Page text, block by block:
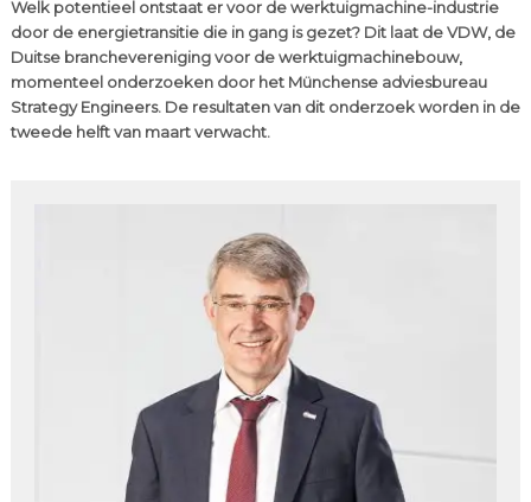
Welk potentieel ontstaat er voor de werktuigmachine-industrie
door de energietransitie die in gang is gezet? Dit laat de VDW, de
Duitse branchevereniging voor de werktuigmachinebouw,
momenteel onderzoeken door het Münchense adviesbureau
Strategy Engineers. De resultaten van dit onderzoek worden in de
tweede helft van maart verwacht.